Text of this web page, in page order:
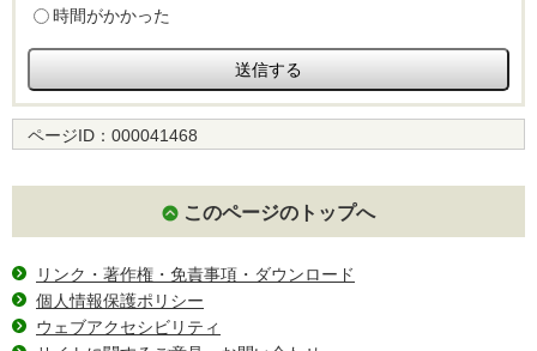
時間がかかった
ページID： 000041468
このページのトップへ
リンク・著作権・免責事項・ダウンロード
個人情報保護ポリシー
ウェブアクセシビリティ